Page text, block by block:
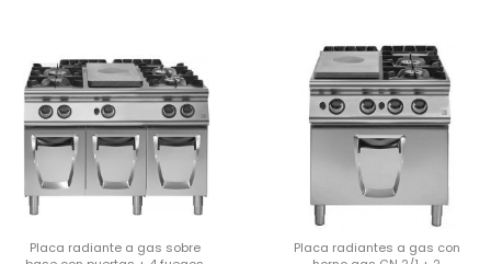
Placa radiante a gas sobre
Placa radiantes a gas con